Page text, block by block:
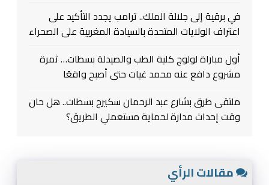
في برقية إلى جلالة الملك.. ترامب يجدد التأكيد على
اعتراف الولايات المتحدة بالسيادة المغربية على الصحراء
أول مباراة لولوج كلية الطب والصيدلة بسطات… ثمرة
مشروع دافع عنه محمد غيات حتى أصبح واقعًا
ملتقى طرق بشارع عبد الرحمان سكيرج بسطات.. هل حان
وقت إحداث مدارة لحماية مستعملي الطريق؟
مقالات الرأي